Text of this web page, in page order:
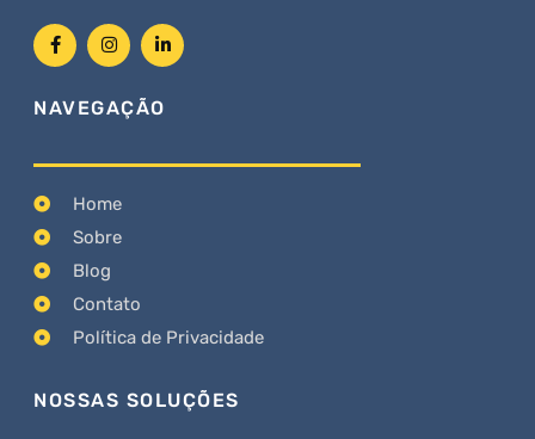
NAVEGAÇÃO
Home
Sobre
Blog
Contato
Política de Privacidade
NOSSAS SOLUÇÕES